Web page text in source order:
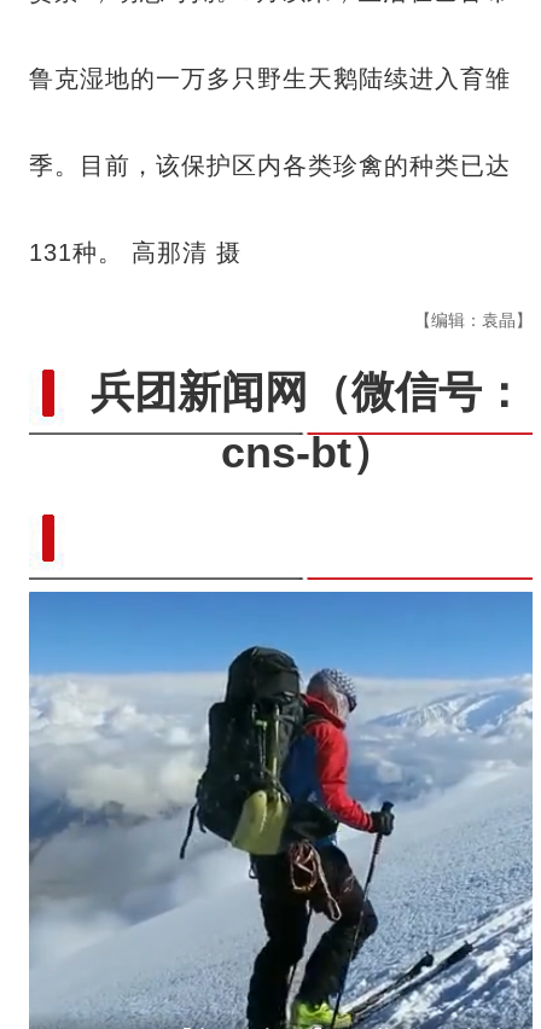
鲁克湿地的一万多只野生天鹅陆续进入育雏
季。目前，该保护区内各类珍禽的种类已达
131种。 高那清 摄
【编辑：袁晶】
兵团新闻网
（微信号：
cns-bt）